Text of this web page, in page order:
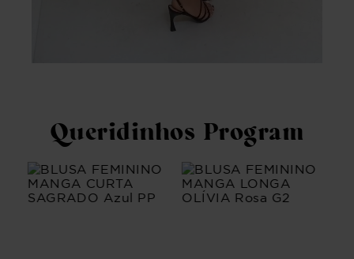
Queridinhos Program